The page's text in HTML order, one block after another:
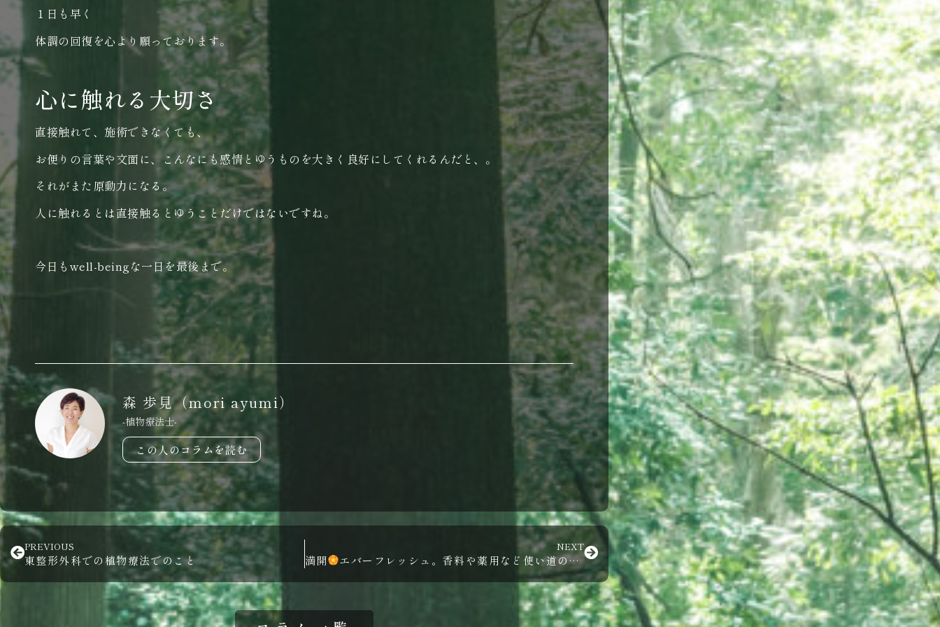
１日も早く
体調の回復を心より願っております。
心に触れる大切さ
直接触れて、施術できなくても、
お便りの言葉や文面に、こんなにも感情とゆうものを大きく良好にしてくれるんだと、。
それがまた原動力になる。
人に触れるとは直接触るとゆうことだけではないですね。
今日もwell-beingな一日を最後まで。
森 歩見（mori ayumi）
-植物療法士-
この人のコラムを読む
PREVIOUS
東整形外科での植物療法でのこと
NEXT
満開 エバーフレッシュ。香料や薬用など使い道の多いネムノキの一種。